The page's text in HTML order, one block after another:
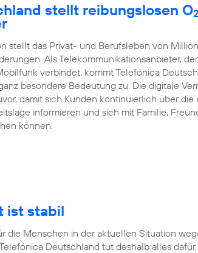
stellt reibungslosen O2
stellt das Privat- und Berufsleben von
Als Telekommunikationsanbieter,
verbindet, kommt Telefónica
besondere Bedeutung zu. Die digitale
damit sich Kunden kontinuierlich über die
informieren und sich mit Familie,
können.
ist stabil
die Menschen in der aktuellen Situation
Deutschland tut deshalb alles